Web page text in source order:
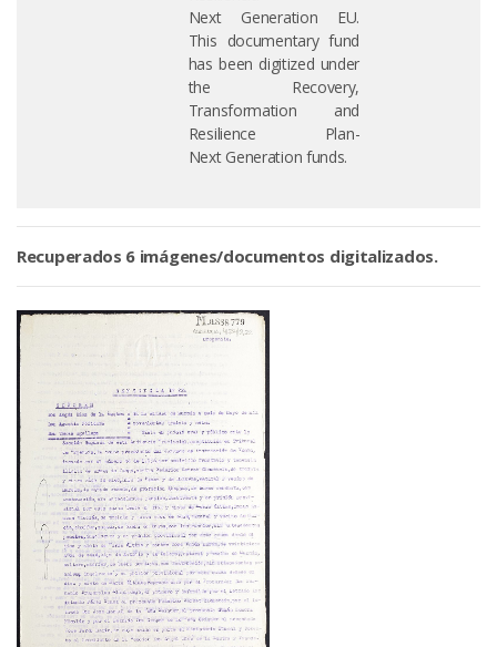
Next Generation EU.
This documentary fund
has been digitized under
the Recovery,
Transformation and
Resilience Plan-
Next Generation funds.
Recuperados 6 imágenes/documentos digitalizados.